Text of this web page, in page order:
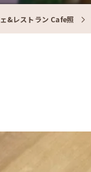
&レストラン Cafe照